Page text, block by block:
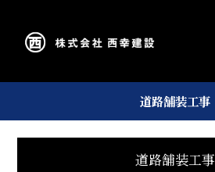
道路舗装工事
道路舗装工事